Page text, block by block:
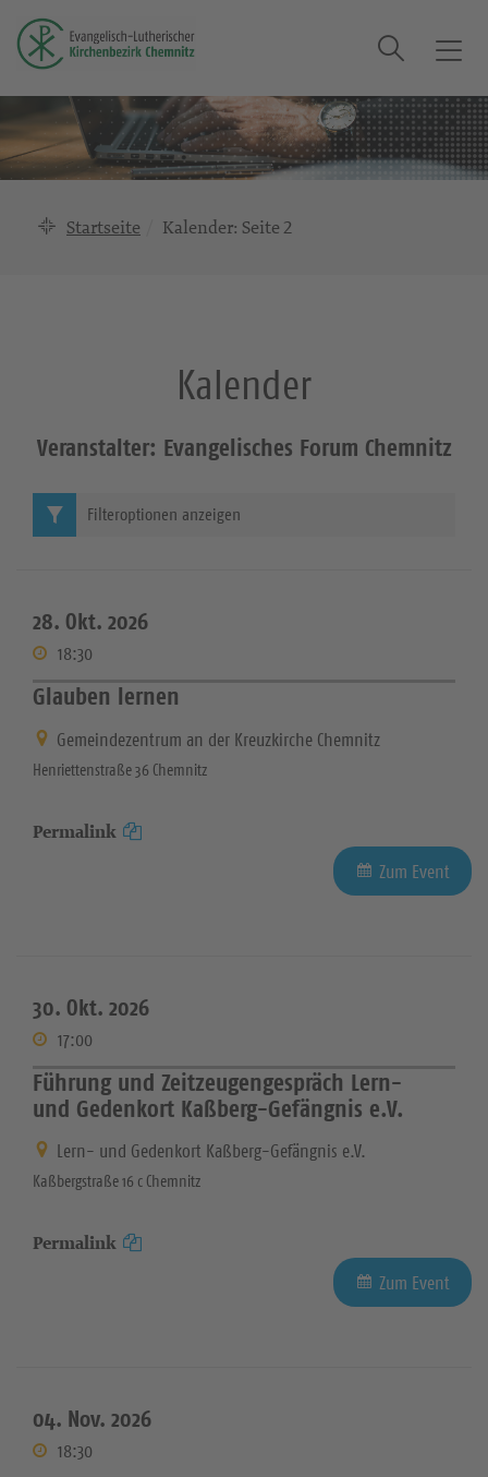
T
g
g
l
n
Suche
Startseite Kalender: Seite 2
Kalender
Veranstalter: Evangelisches Forum Chemnitz
28. Okt. 2026
18:30
Glauben lernen
Gemeindezentrum an der Kreuzkirche Chemnitz
Henriettenstraße 36 Chemnitz
Permalink
Zum Event
30. Okt. 2026
17:00
Führung und Zeitzeugengespräch Lern-
und Gedenkort Kaßberg-Gefängnis e.V.
Lern- und Gedenkort Kaßberg-Gefängnis e.V.
Kaßbergstraße 16 c Chemnitz
Permalink
Zum Event
04. Nov. 2026
18:30
Filteroptionen anzeigen